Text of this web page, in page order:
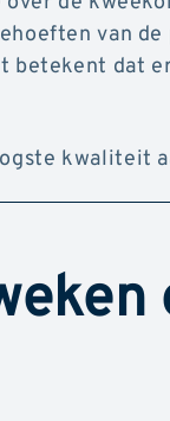
van
dat
kwaliteit